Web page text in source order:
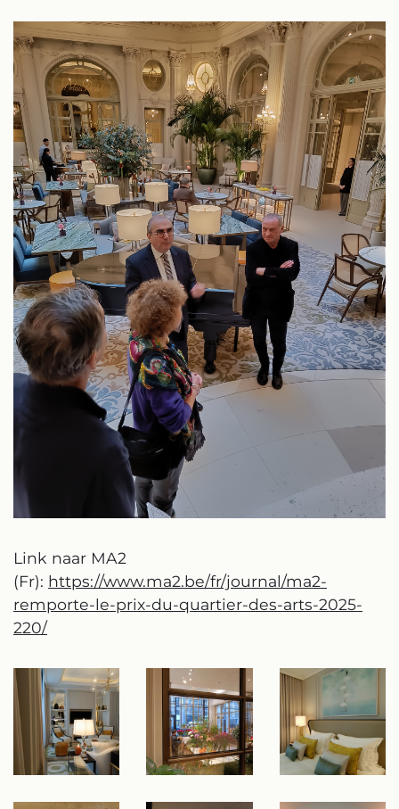
Link naar MA2
(Fr): https://www.ma2.be/fr/journal/ma2-
remporte-le-prix-du-quartier-des-arts-2025-
220/